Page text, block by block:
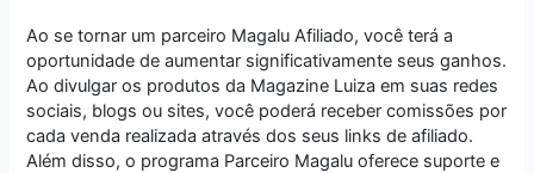
Ao se tornar um parceiro Magalu Afiliado, você terá a
oportunidade de aumentar significativamente seus ganhos.
Ao divulgar os produtos da Magazine Luiza em suas redes
sociais, blogs ou sites, você poderá receber comissões por
cada venda realizada através dos seus links de afiliado.
Além disso, o programa Parceiro Magalu oferece suporte e